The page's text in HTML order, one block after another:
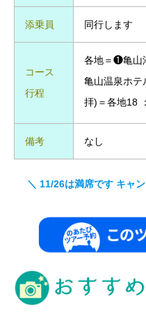
添乗員 同行します
コース
行程
各地＝❶亀山
亀山温泉ホ
拝)＝各地18
備考 なし
＼ 11/26は満席です キャ